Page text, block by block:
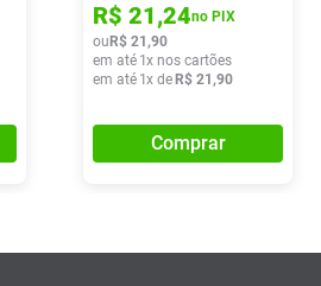
R$ 21,24no PIX
ou R$ 21 ,90
em até 1x nos cartões
em até 1x de R$ 21 ,90
Comprar